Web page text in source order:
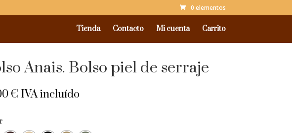
0 elementos
Tienda Contacto Mi cuenta Carrito
Anais. Bolso piel de serraje
€ IVA incluído